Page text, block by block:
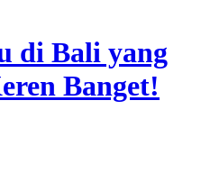
di Bali yang
Banget!